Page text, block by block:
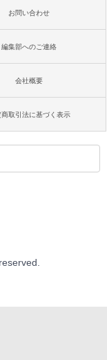
お問い合わせ
編集部へのご連絡
会社概要
商取引法に基づく表示